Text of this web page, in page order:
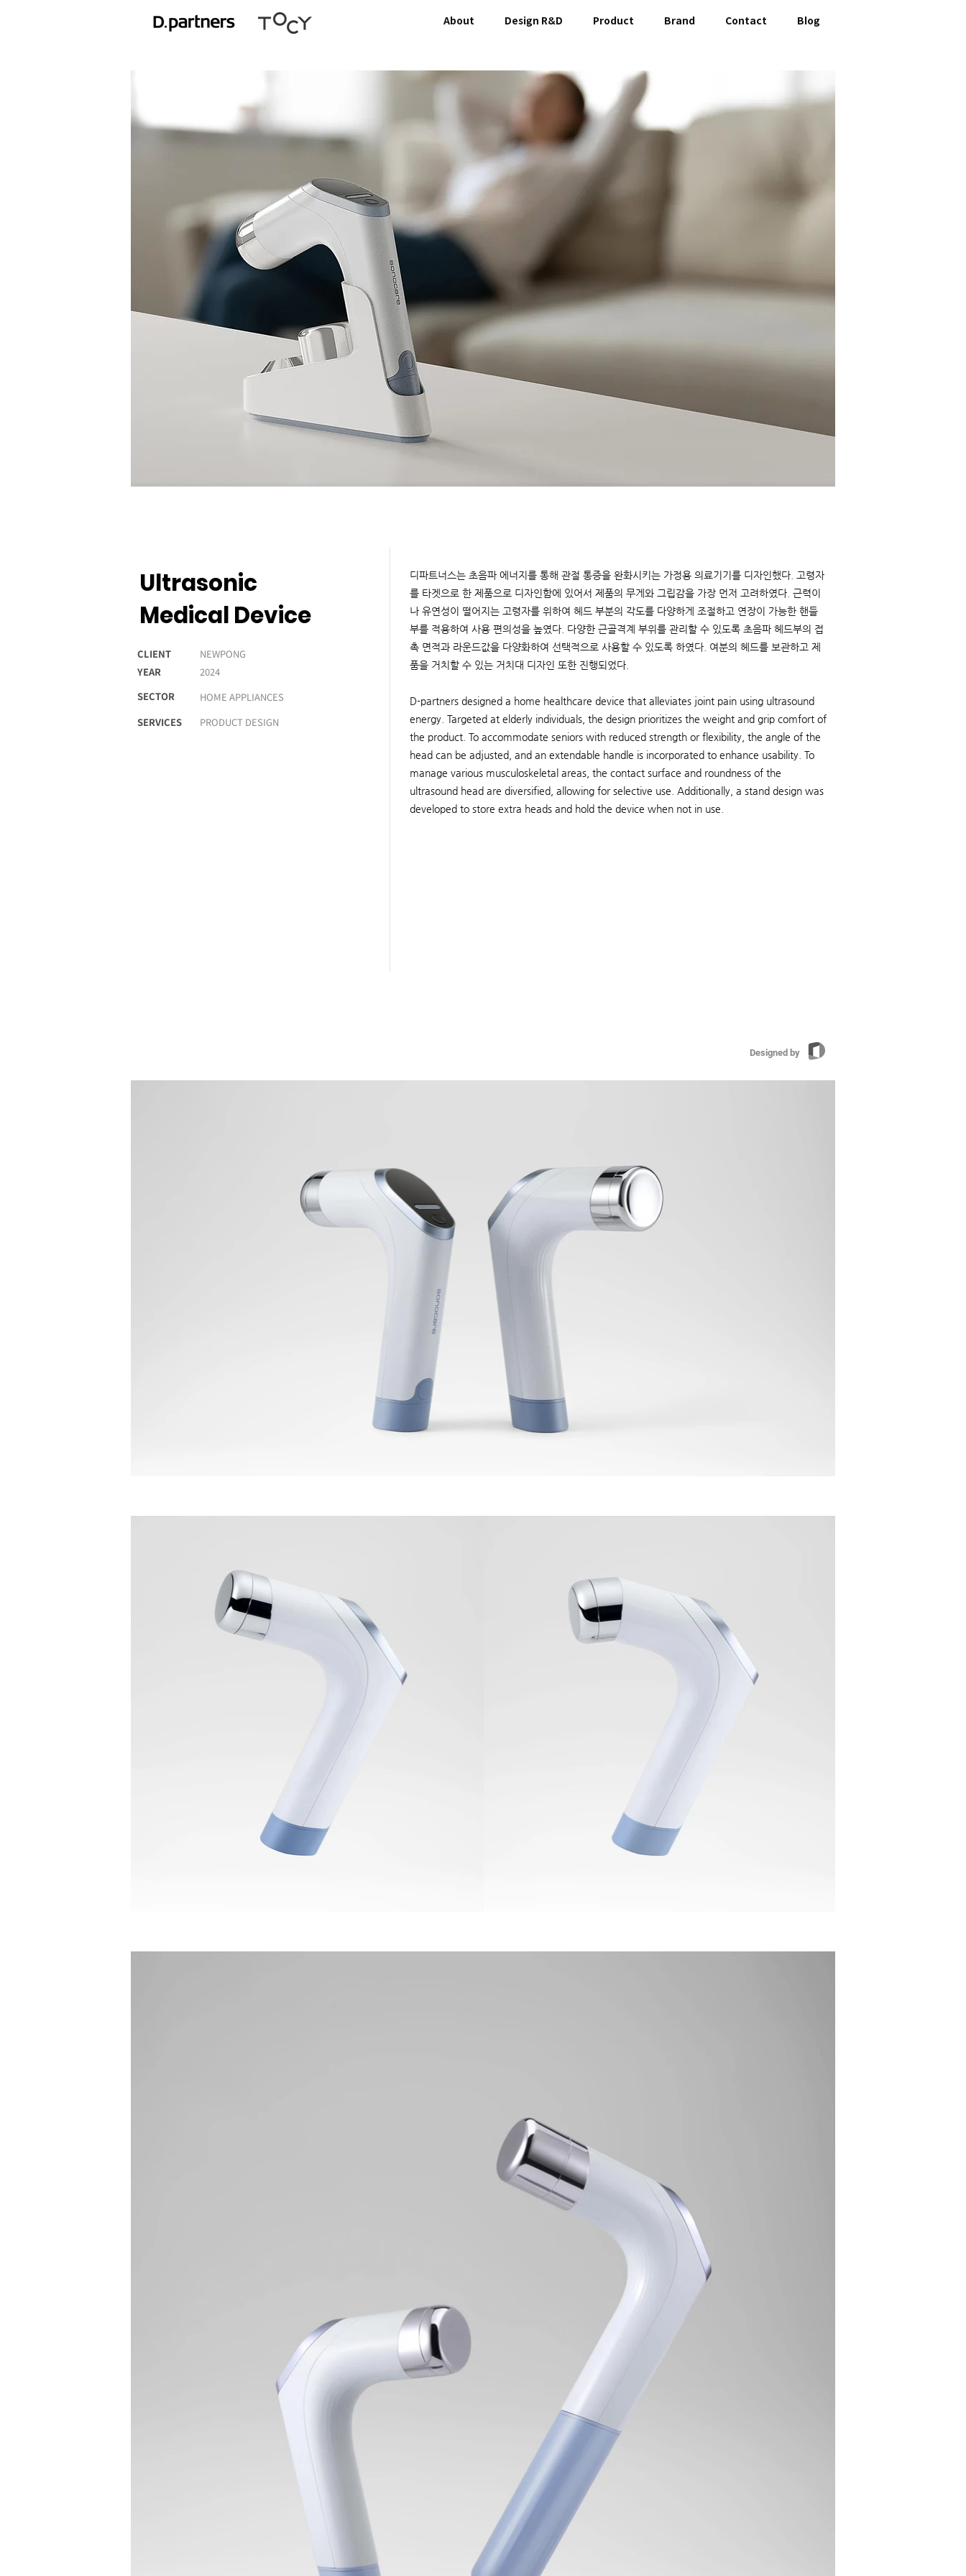
About Design R&D Product Brand Contact Blog
Ultrasonic
Medical Device
CLIENT
NEWPONG
YEAR
2024
SECTOR
HOME APPLIANCES
SERVICES
PRODUCT DESIGN
디파트너스는 초음파 에너지를 통해 관절 통증을 완화시키는 가정용 의료기기를 디자인했다. 고령자
를 타겟으로 한 제품으로 디자인함에 있어서 제품의 무게와 그립감을 가장 먼저 고려하였다. 근력이
나 유연성이 떨어지는 고령자를 위하여 헤드 부분의 각도를 다양하게 조절하고 연장이 가능한 핸들
부를 적용하여 사용 편의성을 높였다. 다양한 근골격계 부위를 관리할 수 있도록 초음파 헤드부의 접
촉 면적과 라운드값을 다양화하여 선택적으로 사용할 수 있도록 하였다. 여분의 헤드를 보관하고 제
품을 거치할 수 있는 거치대 디자인 또한 진행되었다.
D-partners designed a home healthcare device that alleviates joint pain using ultrasound
energy. Targeted at elderly individuals, the design prioritizes the weight and grip comfort of
the product. To accommodate seniors with reduced strength or flexibility, the angle of the
head can be adjusted, and an extendable handle is incorporated to enhance usability. To
manage various musculoskeletal areas, the contact surface and roundness of the
ultrasound head are diversified, allowing for selective use. Additionally, a stand design was
developed to store extra heads and hold the device when not in use.
Designed by